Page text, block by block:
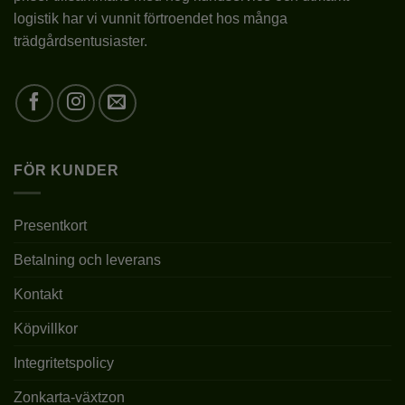
2L (C2)
LEVERANSHÖJD
FÖRVÄNTAD
SLUTHÖJD
VINTERGRÖN
logistik har vi vunnit förtroendet hos många
trädgårdsentusiaster.
FÖR KUNDER
Presentkort
Betalning och leverans
Kontakt
Köpvillkor
Integritetspolicy
Zonkarta-växtzon